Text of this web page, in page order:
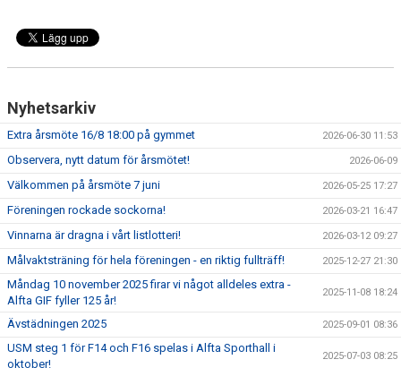
Nyhetsarkiv
Extra årsmöte 16/8 18:00 på gymmet 2026-06-30 11:53
Observera, nytt datum för årsmötet! 2026-06-09
Välkommen på årsmöte 7 juni 2026-05-25 17:27
Föreningen rockade sockorna! 2026-03-21 16:47
Vinnarna är dragna i vårt listlotteri! 2026-03-12 09:27
Målvaktsträning för hela föreningen - en riktig fullträff! 2025-12-27 21:30
Måndag 10 november 2025 firar vi något alldeles extra -
Alfta GIF fyller 125 år!
2025-11-08 18:24
Ävstädningen 2025 2025-09-01 08:36
USM steg 1 för F14 och F16 spelas i Alfta Sporthall i
oktober!
2025-07-03 08:25